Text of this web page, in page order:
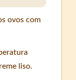
ovos com
liso.